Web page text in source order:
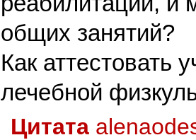
общих занятий?
Как аттестовать
лечебной
Цитата